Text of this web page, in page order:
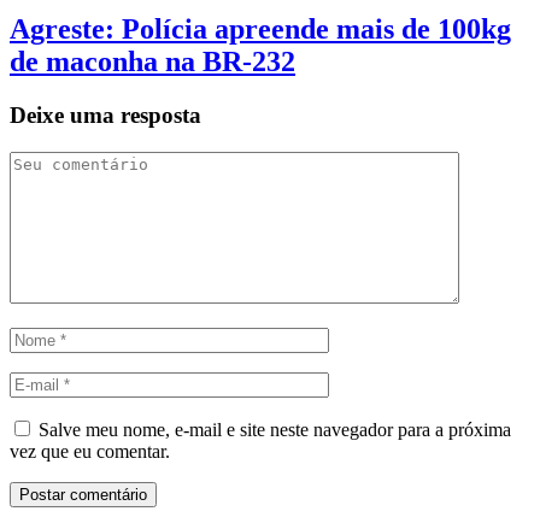
Agreste: Polícia apreende mais de 100kg
de maconha na BR-232
Deixe uma resposta
Salve meu nome, e-mail e site neste navegador para a próxima
vez que eu comentar.